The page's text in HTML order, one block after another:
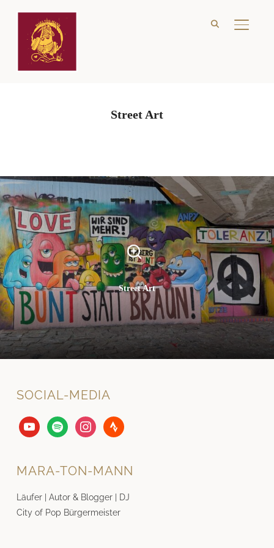
Street Art
Street Art
SOCIAL-MEDIA
youtubespotify instagramstrava
MARA-TON-MANN
Läufer | Autor & Blogger | DJ
City of Pop Bürgermeister